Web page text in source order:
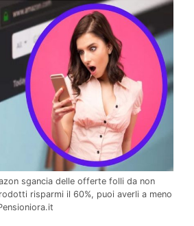
sgancia delle offerte folli da non
risparmi il 60%, puoi averli a meno